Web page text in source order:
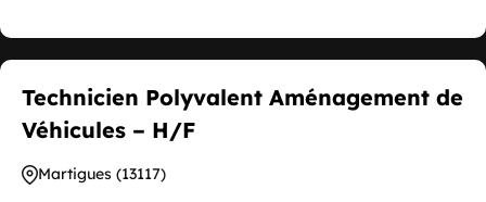
Technicien Polyvalent Aménagement de
Véhicules – H/F
Martigues (13117)